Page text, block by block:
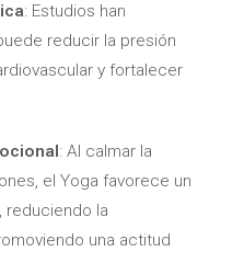
: Estudios han
reducir la presión
y fortalecer
: Al calmar la
el Yoga favorece un
reduciendo la
una actitud